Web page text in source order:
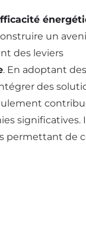
un
des leviers
. En adoptant des
des
significatives.
permettant de